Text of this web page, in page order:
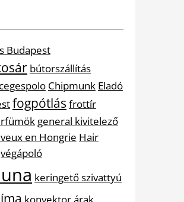
Budapest
bútorszállítás
cegespolo Chipmunk Eladó
fogpótlás frottír
general kivitelező
en Hongrie Hair
keringető szivattyú